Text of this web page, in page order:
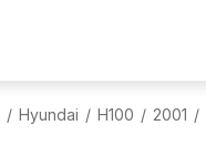
/ Hyundai / H100 / 2001 /